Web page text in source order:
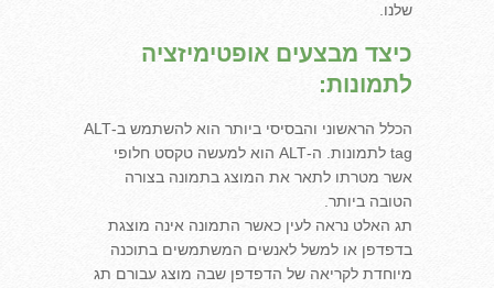
שלנו.
כיצד מבצעים אופטימיזציה
לתמונות:
הכלל הראשוני והבסיסי ביותר הוא להשתמש ב-ALT
tag לתמונות. ה-ALT הוא למעשה טקסט חלופי
אשר מטרתו לתאר את המוצג בתמונה בצורה
הטובה ביותר.
תג האלט נראה לעין כאשר התמונה אינה מוצגת
בדפדפן או למשל לאנשים המשתמשים בתוכנה
מיוחדת לקריאה של הדפדפן שבה מוצג עבורם תג